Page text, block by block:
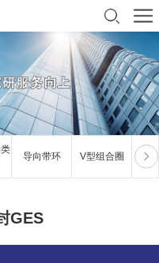
导向带环 V型组合圈 夹
GES